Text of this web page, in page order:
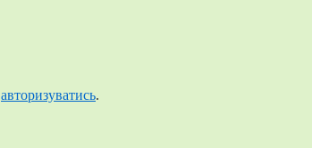
авторизуватись.